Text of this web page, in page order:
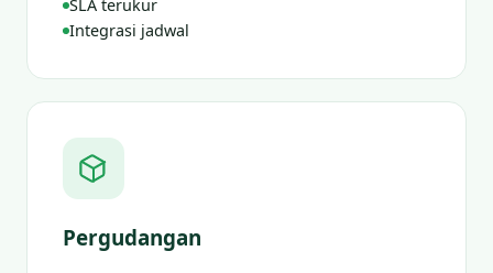
SLA terukur
Integrasi jadwal
Pergudangan